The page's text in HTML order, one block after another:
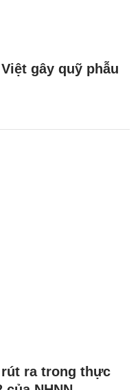
gây quỹ phẫu
ra trong thực